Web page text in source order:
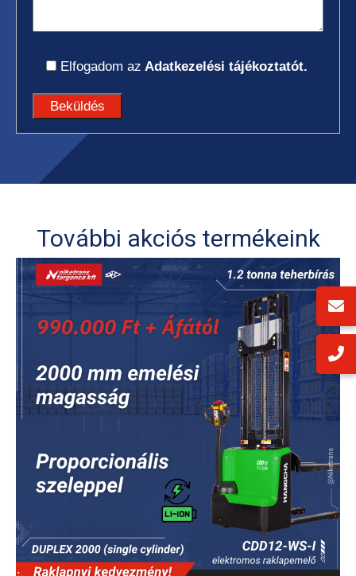
Elfogadom az Adatkezelési tájékoztatót.
További akciós termékeink